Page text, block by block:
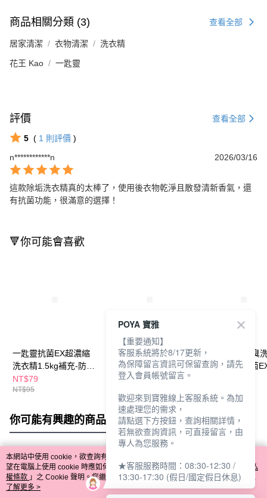
商品相關分類 (3) 查看全部
居家清潔 衣物清潔 洗衣精
花王 Kao 一匙靈
評價 查看全部
5 ( 1 則評價 )
n************n
2026/03/16
這款除垢洗衣精真的太棒了，使用後衣物乾淨且散發清新香氣，還
有抗菌功能，很滿意的選擇！
🔻你可能會喜歡
一匙靈抗菌EX超濃縮
洗衣精1.5kg補充-防螨
(包裝隨機出貨)
NT$79
NT$95
一匙靈抗菌EX超濃縮
洗衣精1.5kg補充包(包
裝隨機出貨)
NT$79
一匙靈強力消臭
2.4kg瓶裝-抗菌
你可能有興趣的商品 全站排行
熱門標籤
本網站中使用 cookie，欲查詢有關本網站使用 cookie 方式之詳情，及若您不希
望在電腦上使用 cookie 時應如何變更電腦的 cookie 設定，請參閱本網站「
隱私
權條款 」之 Cookie 聲明。您繼續使用本網站即表示您同意本公司得按本網站使
用條款之 Cookie 聲明使用 cookie。
了解更多 >
POYA 寶雅
【重要通知】
客服系統將於8/17更新，
為保障留言資訊可保留查詢，請先
登入會員帳號留言。
歡迎來到寶雅線上客服系統。為加
速處理您的需求，
請點選下方按鈕，查詢相關詳情，
若無欲查詢資訊，可直接留言，由
專人為您服務。
★客服服務時間：08:30-12:30 /
13:30-17:30 (假日/國定假日休息)